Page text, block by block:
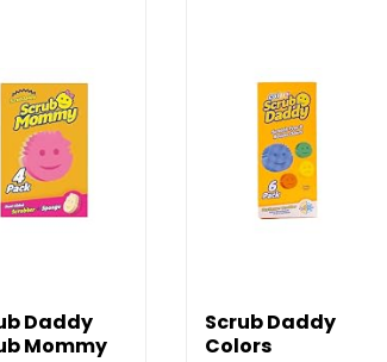
Daddy
Mommy
Scrub Daddy
Colors